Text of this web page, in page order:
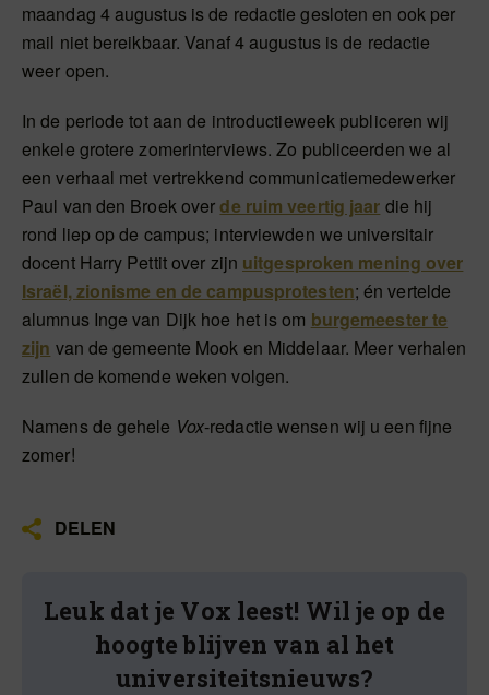
maandag 4 augustus is de redactie gesloten en ook per
mail niet bereikbaar. Vanaf 4 augustus is de redactie
weer open.
In de periode tot aan de introductieweek publiceren wij
enkele grotere zomerinterviews. Zo publiceerden we al
een verhaal met vertrekkend communicatiemedewerker
Paul van den Broek overde ruim veertig jaar die hij
rond liep op de campus; interviewden we universitair
docent Harry Pettit over zijn uitgesproken mening over
Israël, zionisme en de campusprotesten; én vertelde
alumnus Inge van Dijk hoe het is om burgemeester te
zijn van de gemeente Mook en Middelaar. Meer verhalen
zullen de komende weken volgen.
Namens de gehele Vox-redactie wensen wij u een fijne
zomer!
DELEN
Leuk dat je Vox leest! Wil je op de
hoogte blijven van al het
universiteitsnieuws?